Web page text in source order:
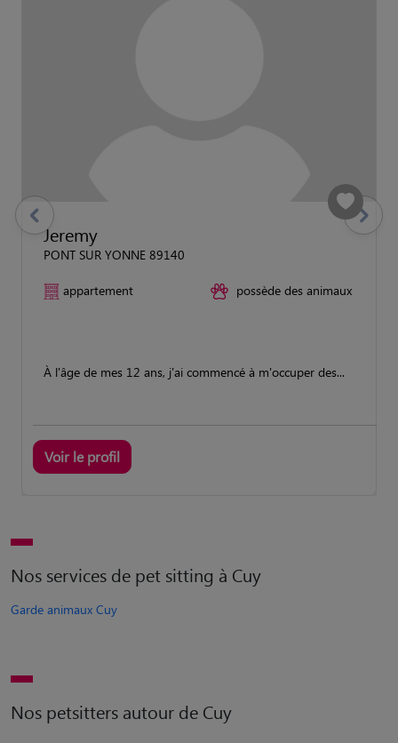
Jeremy
PONT SUR YONNE 89140
appartement possède des animaux
À l'âge de mes 12 ans, j'ai commencé à m'occuper des...
Voir le profil
previous Suivant
Nos services de pet sitting à Cuy
Garde animaux Cuy
Nos petsitters autour de Cuy